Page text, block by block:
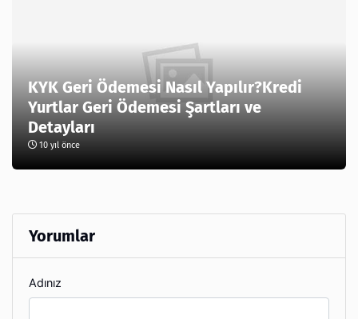
KYK Geri Ödemesi Nasıl Yapılır?Kredi
Yurtlar Geri Ödemesi Şartları ve
Detayları
10 yıl önce
Yorumlar
Adınız